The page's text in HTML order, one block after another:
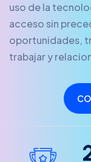
uso de la
acceso sin
oportunidades,
trabajar y